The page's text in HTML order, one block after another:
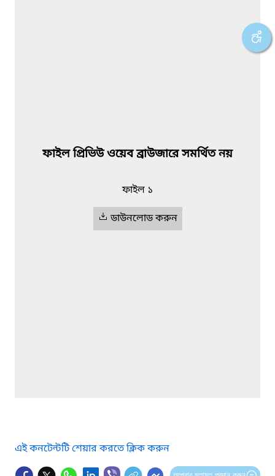
ফাইল প্রিভিউ ওয়েব ব্রাউজারে সমর্থিত নয়
ফাইল ১
ডাউনলোড করুন
এই কনটেন্টটি শেয়ার করতে ক্লিক করুন